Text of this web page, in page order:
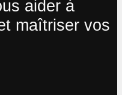
aider à
maîtriser vos